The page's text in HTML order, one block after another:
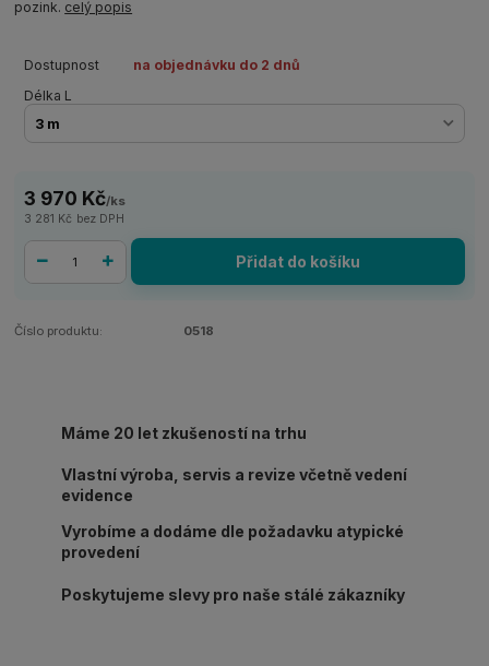
pozink. celý popis
Dostupnost
na objednávku do 2 dnů
Délka L
3 970 Kč/ks
3 281 Kč bez DPH
Přidat do košíku
Číslo produktu: 0518
Máme 20 let zkušeností na trhu
Vlastní výroba, servis a revize včetně vedení
evidence
Vyrobíme a dodáme dle požadavku atypické
provedení
Poskytujeme slevy pro naše stálé zákazníky